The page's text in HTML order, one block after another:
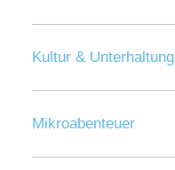
Kultur & Unterhaltung
Mikroabenteuer